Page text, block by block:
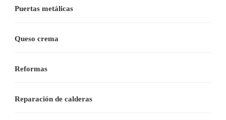
Puertas metálicas
Queso crema
Reformas
Reparación de calderas